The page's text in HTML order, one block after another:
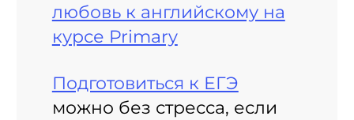
любовь к английскому на
курсе Primary
Подготовиться к ЕГЭ
можно без стресса, если